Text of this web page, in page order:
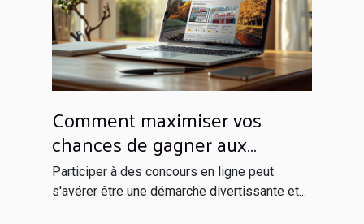
Comment maximiser vos
chances de gagner aux
concours en ligne
Participer à des concours en ligne peut
s'avérer être une démarche divertissante et...